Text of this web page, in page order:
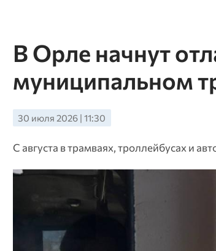
В Орле начнут
муниципальном
30 июля 2026 | 11:30
С августа в трамваях, троллейбусах и